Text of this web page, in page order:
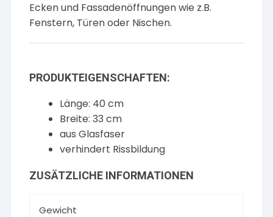
Ecken und Fassadenöffnungen wie z.B.
Fenstern, Türen oder Nischen.
PRODUKTEIGENSCHAFTEN:
Länge: 40 cm
Breite: 33 cm
aus Glasfaser
verhindert Rissbildung
ZUSÄTZLICHE INFORMATIONEN
Gewicht